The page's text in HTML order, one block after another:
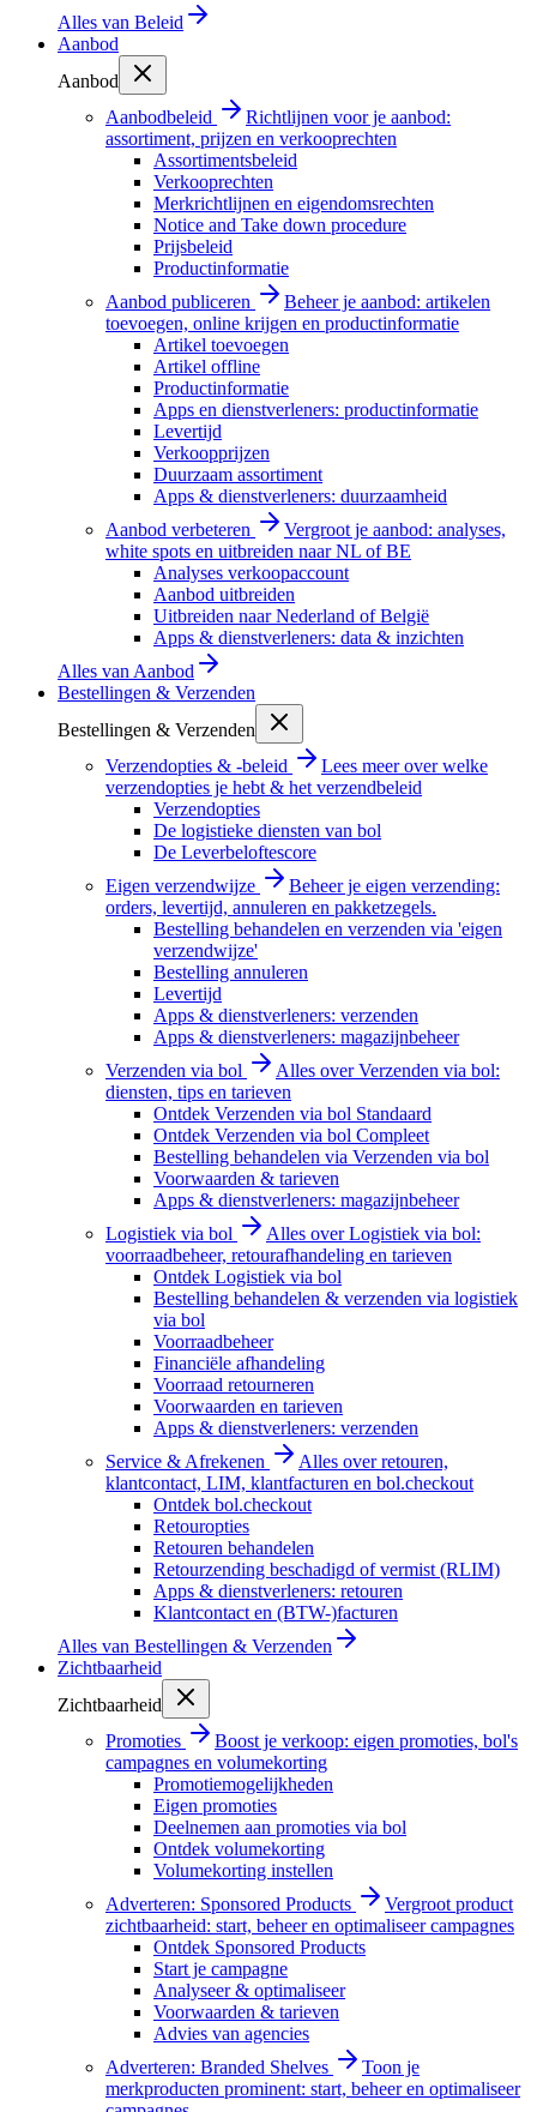
Alles van Beleid
Aanbod
Aanbod
Aanbodbeleid
Richtlijnen voor je aanbod:
assortiment, prijzen en verkooprechten
Assortimentsbeleid
Verkooprechten
Merkrichtlijnen en eigendomsrechten
Notice and Take down procedure
Prijsbeleid
Productinformatie
Aanbod publiceren
Beheer je aanbod: artikelen
toevoegen, online krijgen en productinformatie
Artikel toevoegen
Artikel offline
Productinformatie
Apps en dienstverleners: productinformatie
Levertijd
Verkoopprijzen
Duurzaam assortiment
Apps & dienstverleners: duurzaamheid
Aanbod verbeteren
Vergroot je aanbod: analyses,
white spots en uitbreiden naar NL of BE
Analyses verkoopaccount
Aanbod uitbreiden
Uitbreiden naar Nederland of België
Apps & dienstverleners: data & inzichten
Alles van Aanbod
Bestellingen & Verzenden
Bestellingen & Verzenden
Verzendopties & -beleid
Lees meer over welke
verzendopties je hebt & het verzendbeleid
Verzendopties
De logistieke diensten van bol
De Leverbeloftescore
Eigen verzendwijze
Beheer je eigen verzending:
orders, levertijd, annuleren en pakketzegels.
Bestelling behandelen en verzenden via 'eigen
verzendwijze'
Bestelling annuleren
Levertijd
Apps & dienstverleners: verzenden
Apps & dienstverleners: magazijnbeheer
Verzenden via bol
Alles over Verzenden via bol:
diensten, tips en tarieven
Ontdek Verzenden via bol Standaard
Ontdek Verzenden via bol Compleet
Bestelling behandelen via Verzenden via bol
Voorwaarden & tarieven
Apps & dienstverleners: magazijnbeheer
Logistiek via bol
Alles over Logistiek via bol:
voorraadbeheer, retourafhandeling en tarieven
Ontdek Logistiek via bol
Bestelling behandelen & verzenden via logistiek
via bol
Voorraadbeheer
Financiële afhandeling
Voorraad retourneren
Voorwaarden en tarieven
Apps & dienstverleners: verzenden
Service & Afrekenen
Alles over retouren,
klantcontact, LIM, klantfacturen en bol.checkout
Ontdek bol.checkout
Retouropties
Retouren behandelen
Retourzending beschadigd of vermist (RLIM)
Apps & dienstverleners: retouren
Klantcontact en (BTW-)facturen
Alles van Bestellingen & Verzenden
Zichtbaarheid
Zichtbaarheid
Promoties
Boost je verkoop: eigen promoties, bol's
campagnes en volumekorting
Promotiemogelijkheden
Eigen promoties
Deelnemen aan promoties via bol
Ontdek volumekorting
Volumekorting instellen
Adverteren: Sponsored Products
Vergroot product
zichtbaarheid: start, beheer en optimaliseer campagnes
Ontdek Sponsored Products
Start je campagne
Analyseer & optimaliseer
Voorwaarden & tarieven
Advies van agencies
Adverteren: Branded Shelves
Toon je
merkproducten prominent: start, beheer en optimaliseer